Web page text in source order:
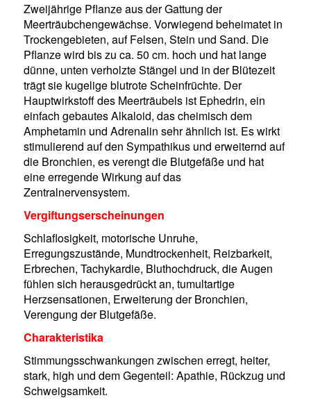
Zweijährige Pflanze aus der Gattung der
Meerträubchengewächse. Vorwiegend beheimatet in
Trockengebieten, auf Felsen, Stein und Sand. Die
Pflanze wird bis zu ca. 50 cm. hoch und hat lange
dünne, unten verholzte Stängel und in der Blütezeit
trägt sie kugelige blutrote Scheinfrüchte. Der
Hauptwirkstoff des Meerträubels ist Ephedrin, ein
einfach gebautes Alkaloid, das cheimisch dem
Amphetamin und Adrenalin sehr ähnlich ist. Es wirkt
stimulierend auf den Sympathikus und erweiternd auf
die Bronchien, es verengt die Blutgefäße und hat
eine erregende Wirkung auf das
Zentralnervensystem.
Vergiftungserscheinungen
Schlaflosigkeit, motorische Unruhe,
Erregungszustände, Mundtrockenheit, Reizbarkeit,
Erbrechen, Tachykardie, Bluthochdruck, die Augen
fühlen sich herausgedrückt an, tumultartige
Herzsensationen, Erweiterung der Bronchien,
Verengung der Blutgefäße.
Charakteristika
Stimmungsschwankungen zwischen erregt, heiter,
stark, high und dem Gegenteil: Apathie, Rückzug und
Schweigsamkeit.